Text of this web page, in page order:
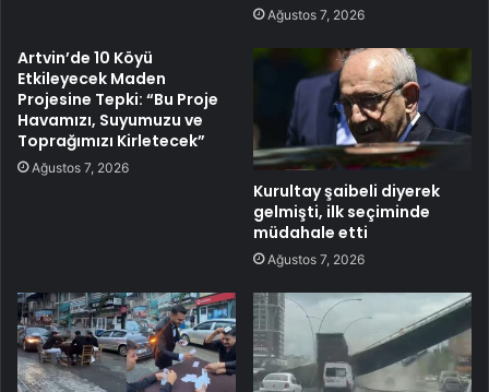
Ağustos 7, 2026
Artvin’de 10 Köyü
Etkileyecek Maden
Projesine Tepki: “Bu Proje
Havamızı, Suyumuzu ve
Toprağımızı Kirletecek”
Ağustos 7, 2026
Kurultay şaibeli diyerek
gelmişti, ilk seçiminde
müdahale etti
Ağustos 7, 2026